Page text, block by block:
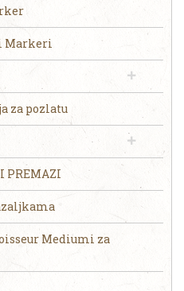
Markeri
za pozlatu
PREMAZI
Mediumi za